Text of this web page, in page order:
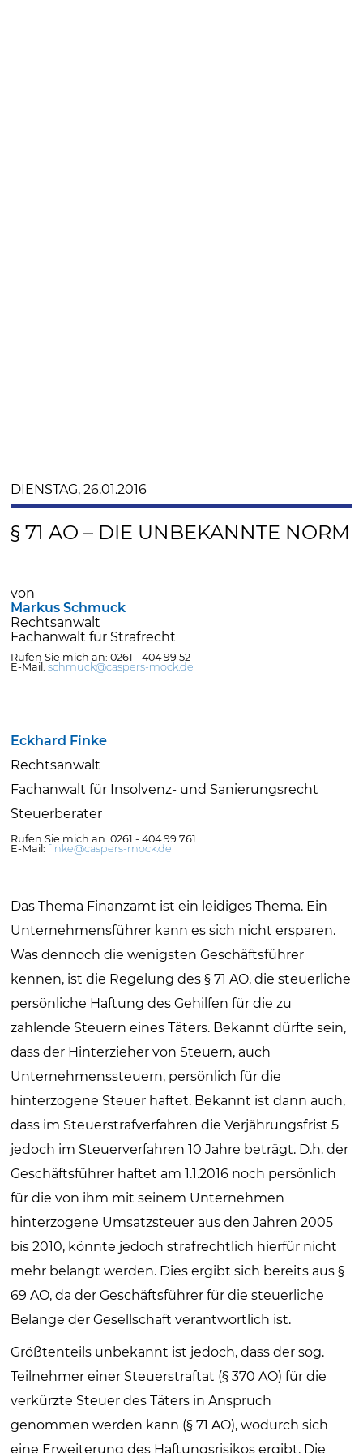
DIENSTAG, 26.01.2016
§ 71 AO – DIE UNBEKANNTE NORM
von
Markus Schmuck
Rechtsanwalt
Fachanwalt für Strafrecht
Rufen Sie mich an: 0261 - 404 99 52
E-Mail:schmuck@caspers-mock.de
Eckhard Finke
Rechtsanwalt
Fachanwalt für Insolvenz- und Sanierungsrecht
Steuerberater
Rufen Sie mich an: 0261 - 404 99 761
E-Mail:finke@caspers-mock.de
Das Thema Finanzamt ist ein leidiges Thema. Ein
Unternehmensführer kann es sich nicht ersparen.
Was dennoch die wenigsten Geschäftsführer
kennen, ist die Regelung des § 71 AO, die steuerliche
persönliche Haftung des Gehilfen für die zu
zahlende Steuern eines Täters. Bekannt dürfte sein,
dass der Hinterzieher von Steuern, auch
Unternehmenssteuern, persönlich für die
hinterzogene Steuer haftet. Bekannt ist dann auch,
dass im Steuerstrafverfahren die Verjährungsfrist 5
jedoch im Steuerverfahren 10 Jahre beträgt. D.h. der
Geschäftsführer haftet am 1.1.2016 noch persönlich
für die von ihm mit seinem Unternehmen
hinterzogene Umsatzsteuer aus den Jahren 2005
bis 2010, könnte jedoch strafrechtlich hierfür nicht
mehr belangt werden. Dies ergibt sich bereits aus §
69 AO, da der Geschäftsführer für die steuerliche
Belange der Gesellschaft verantwortlich ist.
Größtenteils unbekannt ist jedoch, dass der sog.
Teilnehmer einer Steuerstraftat (§ 370 AO) für die
verkürzte Steuer des Täters in Anspruch
genommen werden kann (§ 71 AO), wodurch sich
eine Erweiterung des Haftungsrisikos ergibt. Die